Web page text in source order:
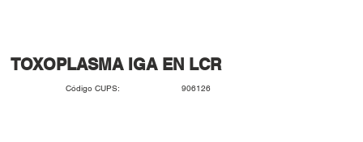
TOXOPLASMA IGA EN LCR
Código CUPS: 906126